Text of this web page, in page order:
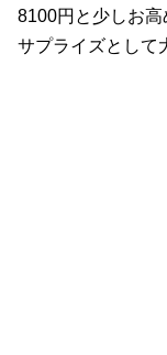
8100円と少しお
サプライズとして